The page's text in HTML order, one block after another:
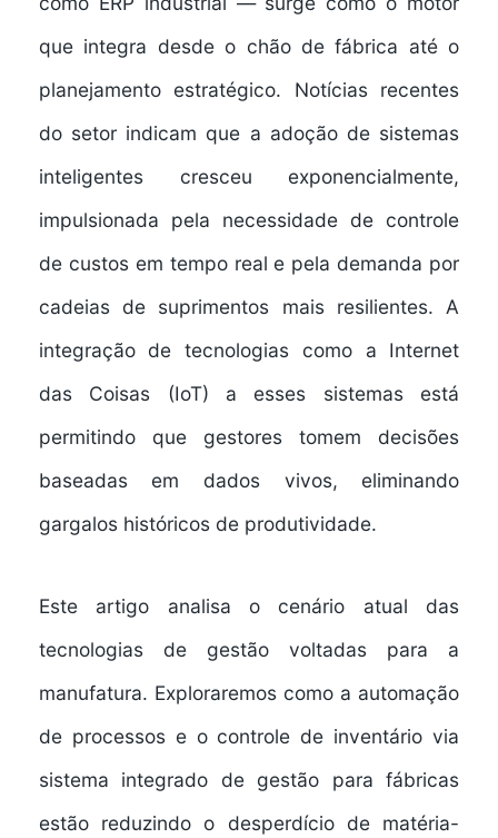
que integra desde o chão de fábrica até o
planejamento estratégico. Notícias recentes
do setor indicam que a adoção de sistemas
inteligentes cresceu exponencialmente,
impulsionada pela necessidade de controle
de custos em tempo real e pela demanda por
cadeias de suprimentos mais resilientes. A
integração de tecnologias como a Internet
das Coisas (IoT) a esses sistemas está
permitindo que gestores tomem decisões
baseadas em dados vivos, eliminando
gargalos históricos de produtividade.
Este artigo analisa o cenário atual das
tecnologias de gestão voltadas para a
manufatura. Exploraremos como a automação
de processos e o controle de inventário via
sistema integrado de gestão para fábricas
estão reduzindo o desperdício de matéria-